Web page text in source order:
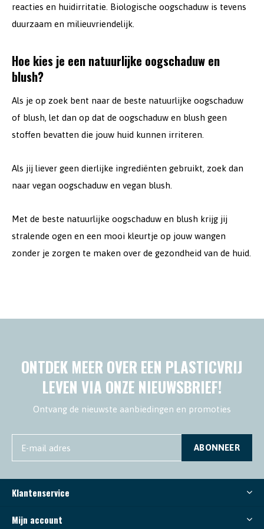
reacties en huidirritatie. Biologische oogschaduw is tevens
duurzaam en milieuvriendelijk.
Hoe kies je een natuurlijke oogschaduw en
blush?
Als je op zoek bent naar de beste natuurlijke oogschaduw
of blush, let dan op dat de oogschaduw en blush geen
stoffen bevatten die jouw huid kunnen irriteren.
Als jij liever geen dierlijke ingrediënten gebruikt, zoek dan
naar vegan oogschaduw en vegan blush.
Met de beste natuurlijke oogschaduw en blush krijg jij
stralende ogen en een mooi kleurtje op jouw wangen
zonder je zorgen te maken over de gezondheid van de huid.
ONTDEK MEER OVER EEN PLASTICVRIJ
LEVEN VIA ONZE NIEUWSBRIEF!
Ontvang de nieuwste aanbiedingen en promoties
ABONNEER
Klantenservice
Mijn account